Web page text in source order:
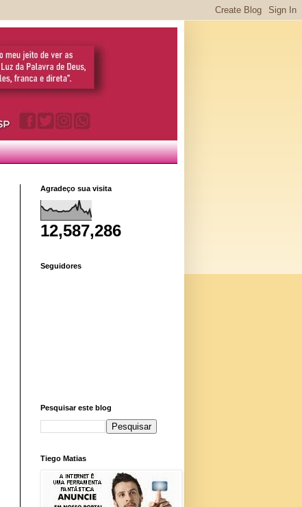
Agradeço sua visita
12,587,286
Seguidores
Pesquisar este blog
Tiego Matias